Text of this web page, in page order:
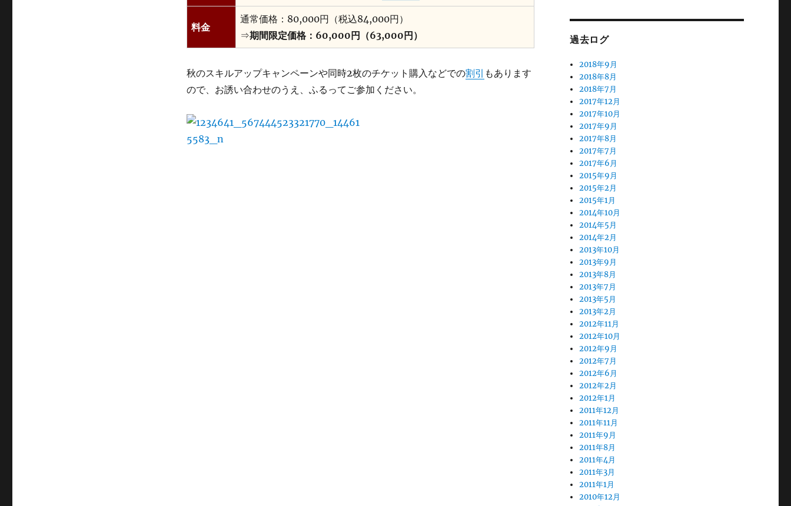
料金
通常価格：80,000円（税込84,000円）
⇒期間限定価格：60,000円（63,000円）
秋のスキルアップキャンペーンや同時2枚のチケット購入などでの割引 もあります
ので、お誘い合わせのうえ、ふるってご参加ください。
過去ログ
2018年9月
2018年8月
2018年7月
2017年12月
2017年10月
2017年9月
2017年8月
2017年7月
2017年6月
2015年9月
2015年2月
2015年1月
2014年10月
2014年5月
2014年2月
2013年10月
2013年9月
2013年8月
2013年7月
2013年5月
2013年2月
2012年11月
2012年10月
2012年9月
2012年7月
2012年6月
2012年2月
2012年1月
2011年12月
2011年11月
2011年9月
2011年8月
2011年4月
2011年3月
2011年1月
2010年12月